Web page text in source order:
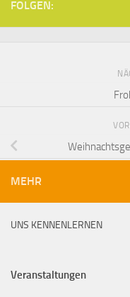
FOLGEN:
MEHR
UNS KENNENLERNEN
Veranstaltungen